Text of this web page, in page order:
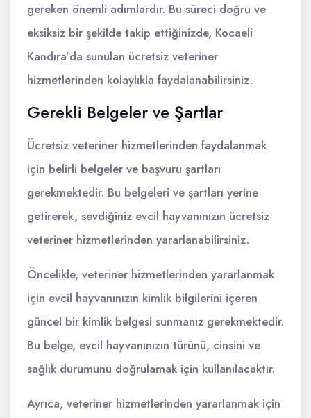
gereken önemli adımlardır. Bu süreci doğru ve
eksiksiz bir şekilde takip ettiğinizde, Kocaeli
Kandıra’da sunulan ücretsiz veteriner
hizmetlerinden kolaylıkla faydalanabilirsiniz.
Gerekli Belgeler ve Şartlar
Ücretsiz veteriner hizmetlerinden faydalanmak
için belirli belgeler ve başvuru şartları
gerekmektedir. Bu belgeleri ve şartları yerine
getirerek, sevdiğiniz evcil hayvanınızın ücretsiz
veteriner hizmetlerinden yararlanabilirsiniz.
Öncelikle, veteriner hizmetlerinden yararlanmak
için evcil hayvanınızın kimlik bilgilerini içeren
güncel bir kimlik belgesi sunmanız gerekmektedir.
Bu belge, evcil hayvanınızın türünü, cinsini ve
sağlık durumunu doğrulamak için kullanılacaktır.
Ayrıca, veteriner hizmetlerinden yararlanmak için